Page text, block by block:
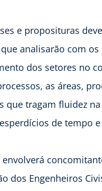
e proposituras
analisarão com os
dos setores no
as áreas,
que tragam fluidez
de tempo
dos Engenheiros